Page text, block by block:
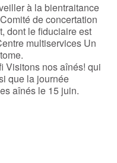
à la bientraitance
de concertation
dont le fiduciaire est
multiservices Un
Visitons nos aînés! qui
que la journée
aînés le 15 juin.